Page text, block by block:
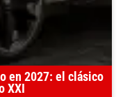
en 2027: el clásico
XXI